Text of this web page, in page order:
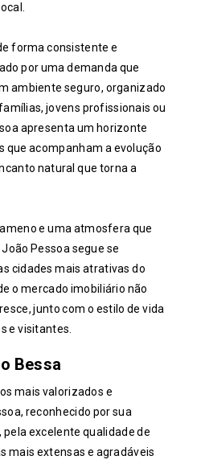
forma consistente e
por uma demanda que
ambiente seguro, organizado
jovens profissionais ou
apresenta um horizonte
que acompanham a evolução
natural que torna a
e uma atmosfera que
Pessoa segue se
cidades mais atrativas do
o mercado imobiliário não
junto com o estilo de vida
e visitantes.
Bessa
mais valorizados e
reconhecido por sua
excelente qualidade de
mais extensas e agradáveis